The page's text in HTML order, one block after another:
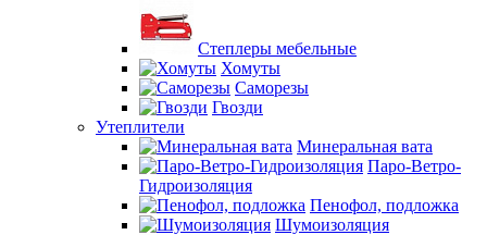
Степлеры мебельные
Хомуты
Саморезы
Гвозди
Утеплители
Минеральная вата
Паро-Ветро-
Гидроизоляция
Пенофол, подложка
Шумоизоляция